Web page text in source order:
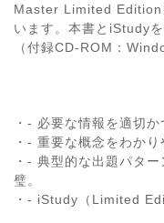
Master Limited Edition
います。本書とiStudy
（付録CD-ROM：
・- 必要な情報を適切
・- 重要な概念をわか
・- 典型的な出題パタ
璧。
・- iStudy（Limited